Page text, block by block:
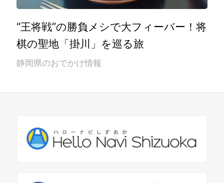
“王将戦”の勝負メシで大フィーバー！将
棋の聖地「掛川」を巡る旅
静岡県のおでかけ情報